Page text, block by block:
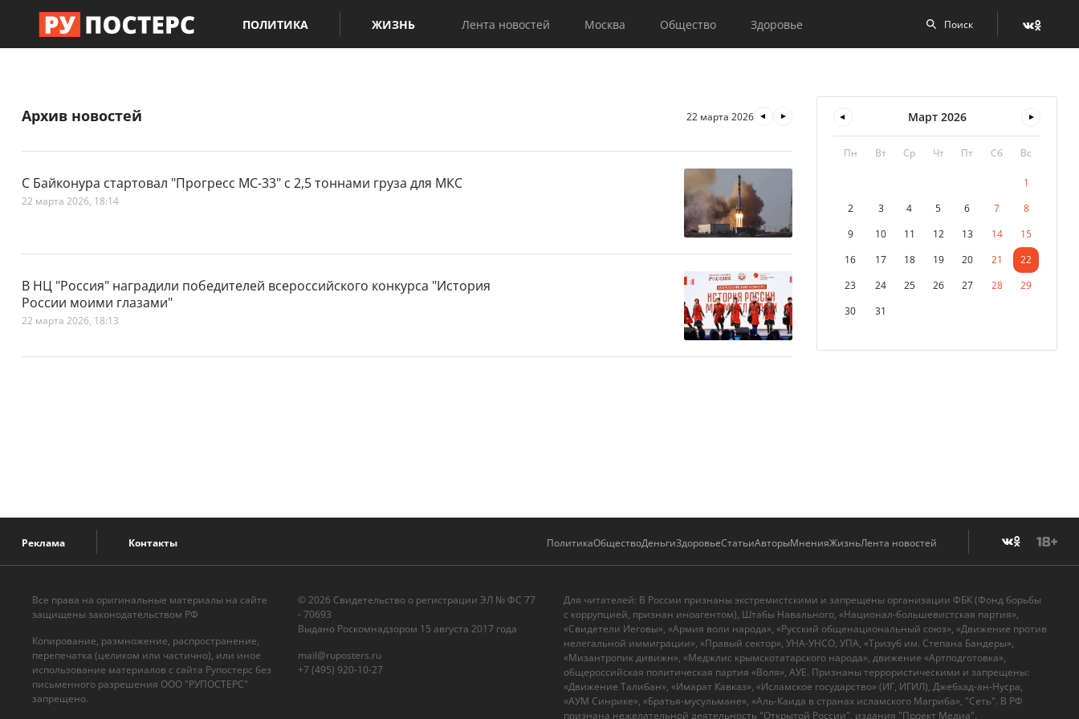
ПОЛИТИКА ЖИЗНЬ Лента новостей Москва Общество Здоровье
Архив новостей 22 марта 2026
С Байконура стартовал "Прогресс МС-33" с 2,5 тоннами груза для МКС
22 марта 2026, 18:14
В НЦ "Россия" наградили победителей всероссийского конкурса "История
России моими глазами"
22 марта 2026, 18:13
Март 2026
Пн Вт Ср Чт Пт Сб Вс
1
2
3 4 5 6 7
8
9
10 11 12 13 14
15
16
17 18 19 20 21
22
23
24 25 26 27 28
29
30
31
Реклама Контакты ПолитикаОбществоДеньгиЗдоровьеСтатьиАвторыМненияЖизньЛента новостей
Все права на оригинальные материалы на сайте
защищены законодательством РФ
Копирование, размножение, распространение,
перепечатка (целиком или частично), или иное
использование материалов с сайта Рупостерс без
письменного разрешения ООО "РУПОСТЕРС"
запрещено.
© 2026 Cвидетельство о регистрации ЭЛ № ФС 77
- 70693
Выдано Роскомнадзором 15 августа 2017 года
mail@ruposters.ru
+7 (495) 920-10-27
Для читателей: В России признаны экстремистскими и запрещены организации ФБК (Фонд борьбы
с коррупцией, признан иноагентом), Штабы Навального, «Национал-большевистская партия»,
«Свидетели Иеговы», «Армия воли народа», «Русский общенациональный союз», «Движение против
нелегальной иммиграции», «Правый сектор», УНА-УНСО, УПА, «Тризуб им. Степана Бандеры»,
«Мизантропик дивижн», «Меджлис крымскотатарского народа», движение «Артподготовка»,
общероссийская политическая партия «Воля», АУЕ. Признаны террористическими и запрещены:
«Движение Талибан», «Имарат Кавказ», «Исламское государство» (ИГ, ИГИЛ), Джебхад-ан-Нусра,
«АУМ Синрике», «Братья-мусульмане», «Аль-Каида в странах исламского Магриба», "Сеть". В РФ
признана нежелательной деятельность "Открытой России", издания "Проект Медиа".